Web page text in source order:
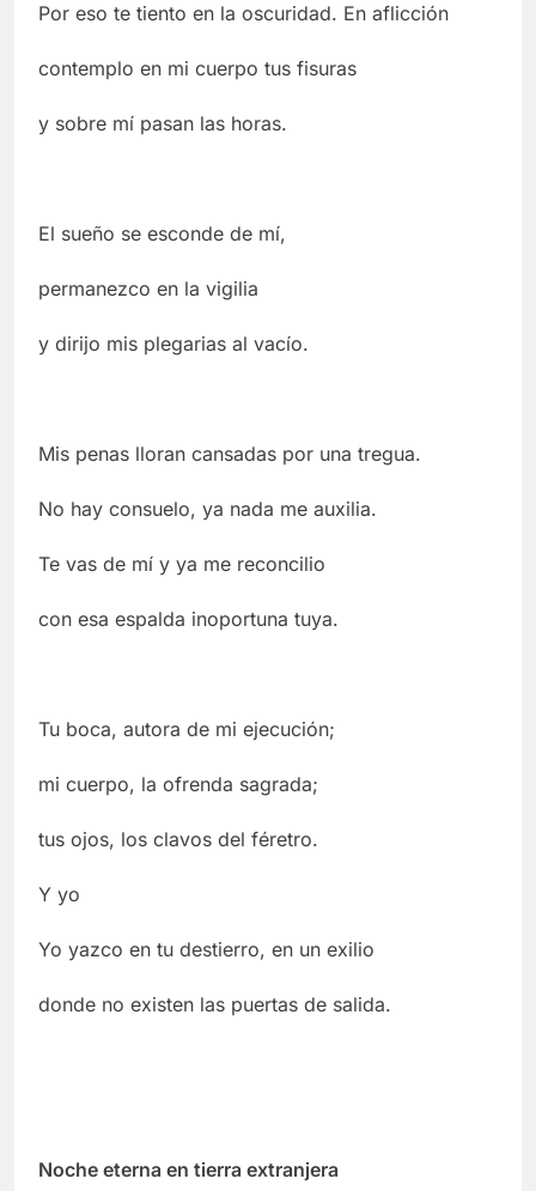
Por eso te tiento en la oscuridad. En aflicción
contemplo en mi cuerpo tus fisuras
y sobre mí pasan las horas.
El sueño se esconde de mí,
permanezco en la vigilia
y dirijo mis plegarias al vacío.
Mis penas lloran cansadas por una tregua.
No hay consuelo, ya nada me auxilia.
Te vas de mí y ya me reconcilio
con esa espalda inoportuna tuya.
Tu boca, autora de mi ejecución;
mi cuerpo, la ofrenda sagrada;
tus ojos, los clavos del féretro.
Y yo
Yo yazco en tu destierro, en un exilio
donde no existen las puertas de salida.
Noche eterna en tierra extranjera